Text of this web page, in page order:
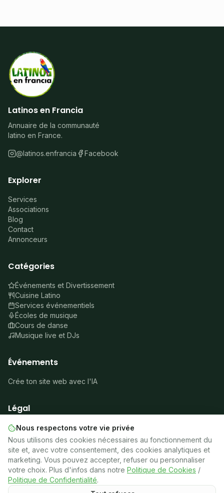
Latinos en Francia
Annuaire de la communauté
latino en France.
@latinos.enfrancia Facebook
Explorer
Services
Associations
Blog
Contact
Annonceurs
Catégories
Événements et Divertissement
Cuisine Latino
Services événementiels
Écoles de musique
Cours de danse
Musique live et DJs
Événements
Crée ton site web avec l'IA
Légal
À propos
Mentions légales
Confidentialité
Cookies
Conditions
🍪Gérer les cookies
Nous respectons votre vie privée
Nous utilisons des cookies nécessaires au fonctionnement du
site et, avec votre consentement, des cookies analytiques et
marketing. Vous pouvez accepter, refuser ou personnaliser
votre choix. Plus d'infos dans notre Politique de Cookies /
Politique de Confidentialité.